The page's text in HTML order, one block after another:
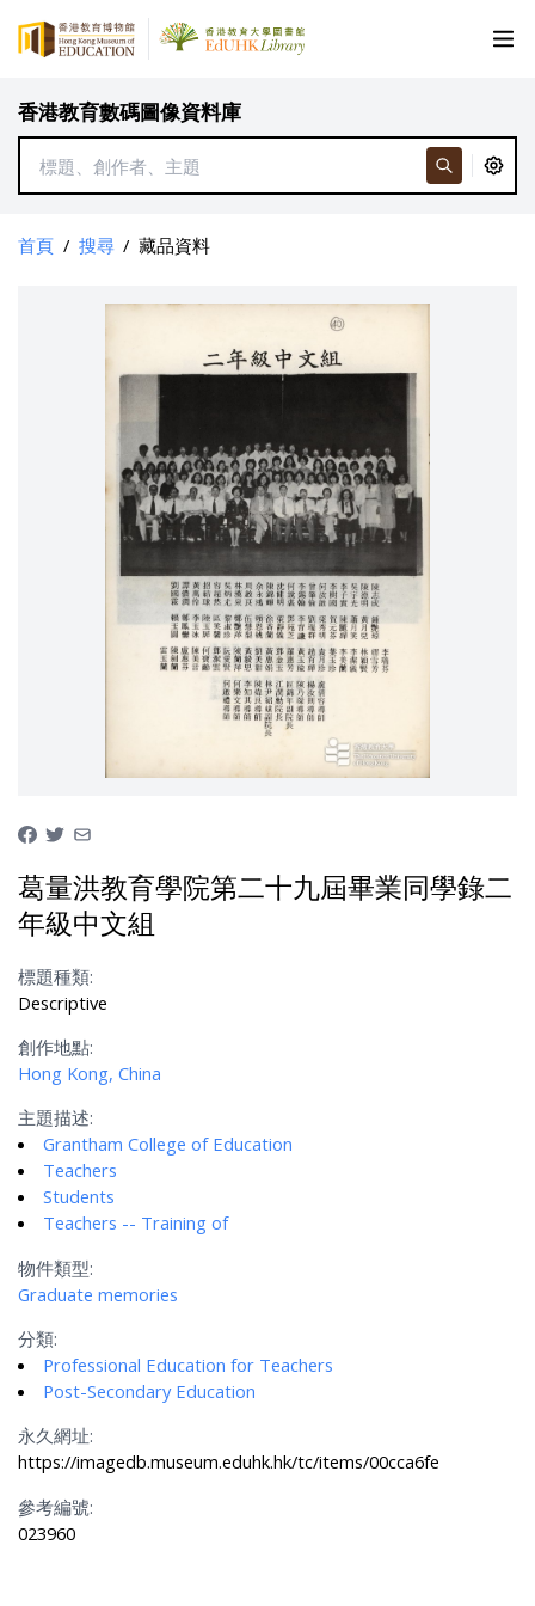
香港教育數碼圖像資料庫
首頁 / 搜尋 / 藏品資料
葛量洪教育學院第二十九屆畢業同學錄二
年級中文組
標題種類:
Descriptive
創作地點:
Hong Kong, China
主題描述:
Grantham College of Education
Teachers
Students
Teachers -- Training of
物件類型:
Graduate memories
分類:
Professional Education for Teachers
Post-Secondary Education
永久網址:
https://imagedb.museum.eduhk.hk/tc/items/00cca6fe
參考編號:
023960